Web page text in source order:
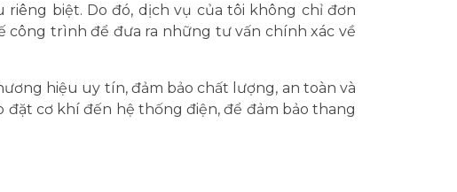
biệt. Do đó, dịch vụ của tôi không chỉ đơn
công trình để đưa ra những tư vấn chính xác về
hiệu uy tín, đảm bảo chất lượng, an toàn và
cơ khí đến hệ thống điện, để đảm bảo thang